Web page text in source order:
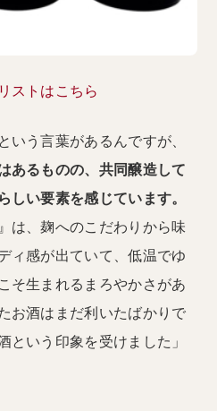
ストはこちら
いう言葉があるんですが、
あるものの、共同醸造して
しい要素を感じています。
は、麹へのこだわりから味
ィ感が出ていて、低温でゆ
そ生まれるまろやかさがあ
お酒はまだ利いたばかりで
という印象を受けました」